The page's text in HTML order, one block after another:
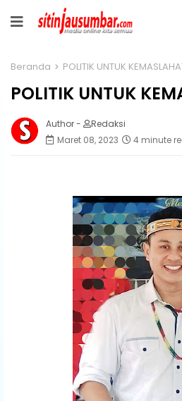
Beranda POLITIK UNTUK
POLITIK UNTUK
Author -
Redaksi
Maret 08, 2023
4 minute